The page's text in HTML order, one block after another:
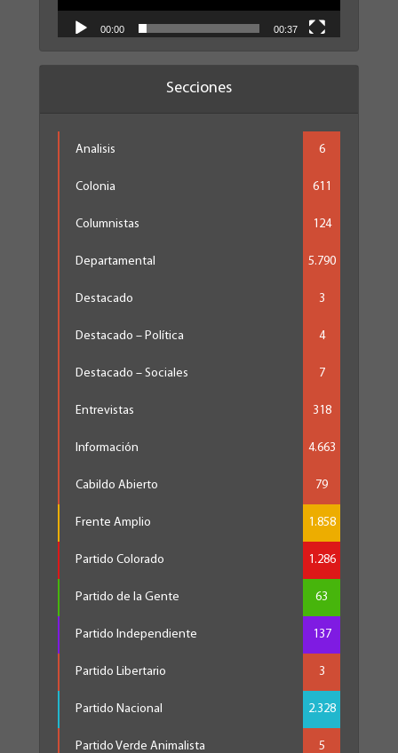
00:00 00:37
Secciones
Analisis 6
Colonia 611
Columnistas 124
Departamental 5.790
Destacado 3
Destacado – Política 4
Destacado – Sociales 7
Entrevistas 318
Información 4.663
Cabildo Abierto 79
Frente Amplio 1.858
Partido Colorado 1.286
Partido de la Gente 63
Partido Independiente 137
Partido Libertario 3
Partido Nacional 2.328
Partido Verde Animalista 5